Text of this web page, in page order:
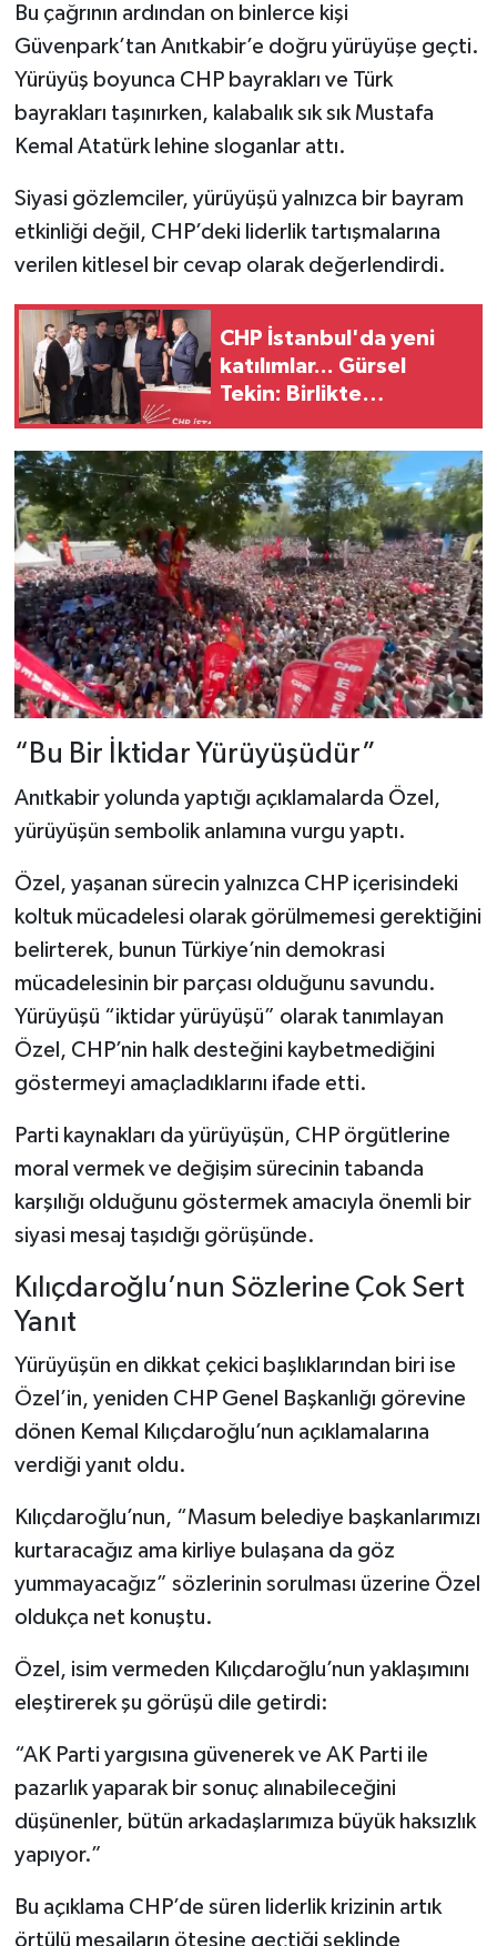
Bu çağrının ardından on binlerce kişi
Güvenpark’tan Anıtkabir’e doğru yürüyüşe geçti.
Yürüyüş boyunca CHP bayrakları ve Türk
bayrakları taşınırken, kalabalık sık sık Mustafa
Kemal Atatürk lehine sloganlar attı.
Siyasi gözlemciler, yürüyüşü yalnızca bir bayram
etkinliği değil, CHP’deki liderlik tartışmalarına
verilen kitlesel bir cevap olarak değerlendirdi.
CHP İstanbul'da yeni
katılımlar... Gürsel
Tekin: Birlikte
“Bu Bir İktidar Yürüyüşüdür”
Anıtkabir yolunda yaptığı açıklamalarda Özel,
yürüyüşün sembolik anlamına vurgu yaptı.
Özel, yaşanan sürecin yalnızca CHP içerisindeki
koltuk mücadelesi olarak görülmemesi gerektiğini
belirterek, bunun Türkiye’nin demokrasi
mücadelesinin bir parçası olduğunu savundu.
Yürüyüşü “iktidar yürüyüşü” olarak tanımlayan
Özel, CHP’nin halk desteğini kaybetmediğini
göstermeyi amaçladıklarını ifade etti.
Parti kaynakları da yürüyüşün, CHP örgütlerine
moral vermek ve değişim sürecinin tabanda
karşılığı olduğunu göstermek amacıyla önemli bir
siyasi mesaj taşıdığı görüşünde.
Kılıçdaroğlu’nun Sözlerine Çok Sert
Yanıt
Yürüyüşün en dikkat çekici başlıklarından biri ise
Özel’in, yeniden CHP Genel Başkanlığı görevine
dönen Kemal Kılıçdaroğlu’nun açıklamalarına
verdiği yanıt oldu.
Kılıçdaroğlu’nun, “Masum belediye başkanlarımızı
kurtaracağız ama kirliye bulaşana da göz
yummayacağız” sözlerinin sorulması üzerine Özel
oldukça net konuştu.
Özel, isim vermeden Kılıçdaroğlu’nun yaklaşımını
eleştirerek şu görüşü dile getirdi:
“AK Parti yargısına güvenerek ve AK Parti ile
pazarlık yaparak bir sonuç alınabileceğini
düşünenler, bütün arkadaşlarımıza büyük haksızlık
yapıyor.”
Bu açıklama CHP’de süren liderlik krizinin artık
örtülü mesajların ötesine geçtiği şeklinde